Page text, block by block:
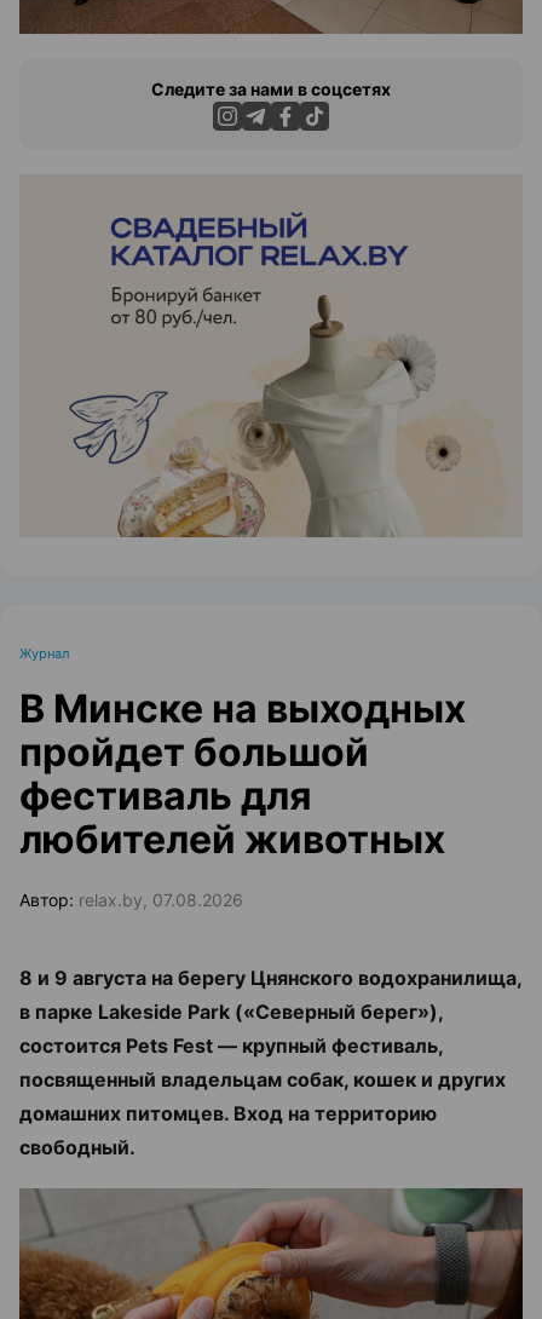
Следите за нами в соцсетях
ЭФФЕКТИВНАЯ РЕКЛАМА НА САЙТЕ
Журнал
В Минске на выходных
пройдет большой
фестиваль для
любителей животных
Автор: relax.by, 07.08.2026
8 и 9 августа на берегу Цнянского водохранилища,
в парке Lakeside Park («Северный берег»),
состоится Pets Fest — крупный фестиваль,
посвященный владельцам собак, кошек и других
домашних питомцев. Вход на территорию
свободный.